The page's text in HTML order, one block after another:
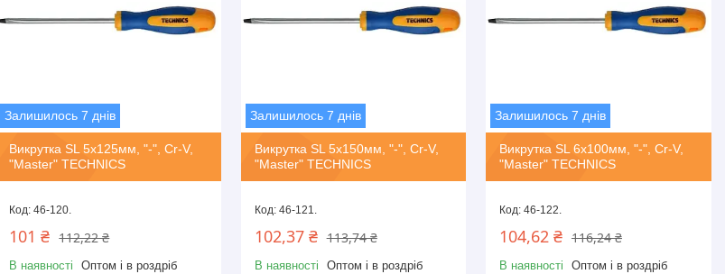
Залишилось 7 днів
Викрутка SL 5х125мм, "-", Cr-V,
"Master" TECHNICS
46-120.
112,22 ₴
101 ₴
В наявності Оптом і в роздріб
Залишилось 7 днів
Викрутка SL 5х150мм, "-", Cr-V,
"Master" TECHNICS
46-121.
113,74 ₴
102,37 ₴
В наявності Оптом і в роздріб
Залишилось 7 днів
Викрутка SL 6х100мм, "-", Cr-V,
"Master" TECHNICS
46-122.
116,24 ₴
104,62 ₴
В наявності Оптом і в роздріб